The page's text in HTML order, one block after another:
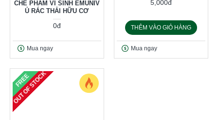
CHẾ PHẨM VI SINH EMUNIV
Ủ RÁC THẢI HỮU CƠ
0đ
Mua ngay
5,000đ
THÊM VÀO GIỎ HÀNG
Mua ngay
FREE
OUT OF STOCK